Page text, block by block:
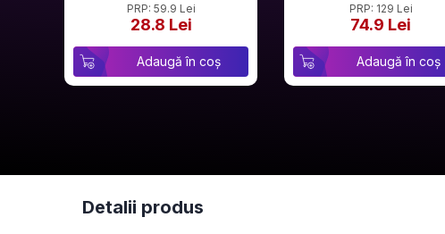
PRP: 59.9 Lei
28.8 Lei
Adaugă în coș
PRP: 129 Lei
74.9 Lei
Adaugă în coș
Detalii produs